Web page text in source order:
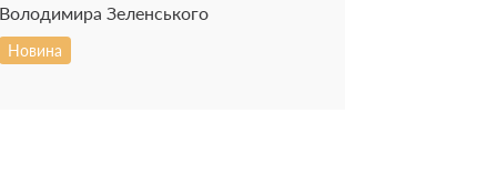
Володимира Зеленського
Новина